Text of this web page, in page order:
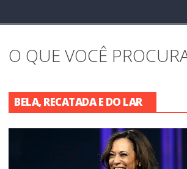
O QUE VOCÊ
BELA, RECATADA E DO LAR